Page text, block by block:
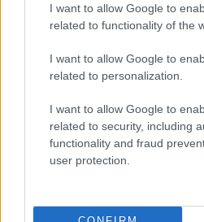
I want to allow Google to
related to functionality of the
I want to allow Google to
related to personalization.
I want to allow Google to
related to security, including
functionality and fraud
user protection.
Σε ανοικτή επιστολή της,
ανακοίνωσε ότι προχωρά
περιστατικών από
σε βελτιωμένα
παραβιάσεων και στη
καναλιού επικοινωνίας
αρχές, ώστε να μπορούν
πιο αποτελεσματικά οι